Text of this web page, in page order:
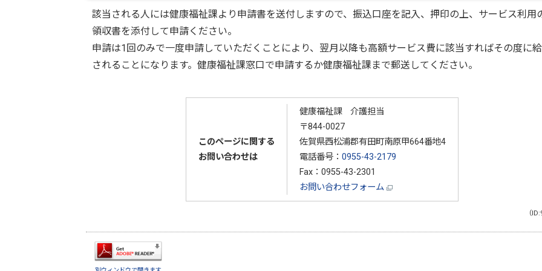
該当される人には健康福祉課より申請書を送付しますので、振込口座を記入、押印の上、サービス利用
領収書を添付して申請ください。
申請は1回のみで一度申請していただくことにより、翌月以降も高額サービス費に該当すればその度に
されることになります。健康福祉課窓口で申請するか健康福祉課まで郵送してください。
このページに関する
お問い合わせは
健康福祉課 介護担当
〒844-0027
佐賀県西松浦郡有田町南原甲664番地4
電話番号： 0955-43-2179
Fax：0955-43-2301
お問い合わせフォーム
（